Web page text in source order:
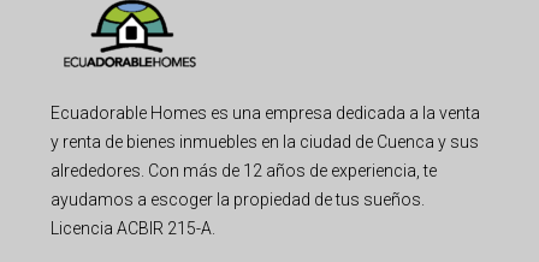
Ecuadorable Homes es una empresa dedicada a la venta
y renta de bienes inmuebles en la ciudad de Cuenca y sus
alrededores. Con más de 12 años de experiencia, te
ayudamos a escoger la propiedad de tus sueños.
Licencia ACBIR 215-A.